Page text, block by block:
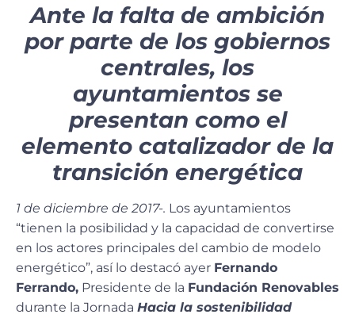
Ante la falta de ambición
por parte de los gobiernos
centrales, los
ayuntamientos se
presentan como el
elemento catalizador de la
transición energética
1 de diciembre de 2017-. Los ayuntamientos
“tienen la posibilidad y la capacidad de convertirse
en los actores principales del cambio de modelo
energético”, así lo destacó ayer Fernando
Ferrando, Presidente de la Fundación Renovables
durante la Jornada Hacia la sostenibilidad